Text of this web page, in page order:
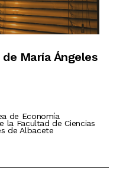
María Ángeles
de Economía
la Facultad de Ciencias
de Albacete